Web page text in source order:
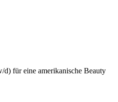
für eine amerikanische Beauty